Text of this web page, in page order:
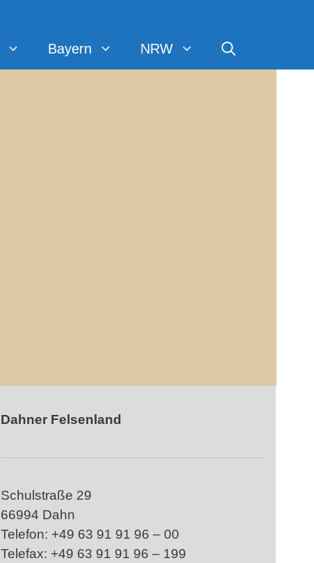
Bayern NRW
Dahner Felsenland
Schulstraße 29
66994 Dahn
Telefon: +49 63 91 91 96 – 00
Telefax: +49 63 91 91 96 – 199